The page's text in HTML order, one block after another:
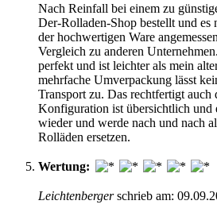
Nach Reinfall bei einem zu
Der-Rolladen-Shop bestellt und es
der hochwertigen Ware
Vergleich zu anderen
perfekt und ist leichter als mein
mehrfache Umverpackung lässt
Transport zu. Das rechtfertigt auch
Konfiguration ist übersichtlich und
wieder und werde nach und nach
Rolläden ersetzen.
Wertung:
Leichtenberger schrieb am: